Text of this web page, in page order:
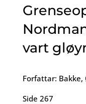
vart
Forfattar: Bakke,
Side 267